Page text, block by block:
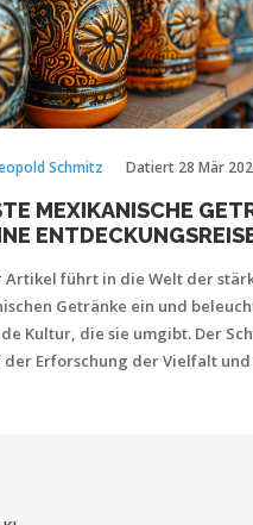
Schmitz Datiert 28 Mär
MEXIKANISCHE
Artikel führt in die Welt der
Getränke ein und
Kultur, die sie umgibt. Der
Erforschung der Vielfalt und